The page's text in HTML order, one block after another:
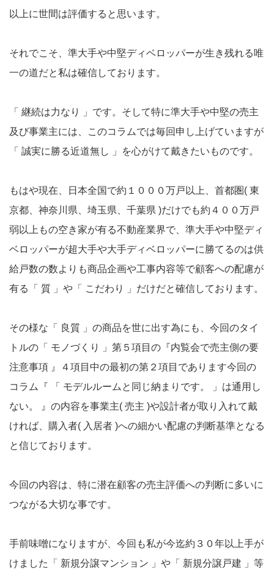
以上に世間は評価すると思います。
それでこそ、準大手や中堅ディベロッパーが生き残れる唯
一の道だと私は確信しております。
「 継続は力なり 」です。そして特に準大手や中堅の売主
及び事業主には、このコラムでは毎回申し上げていますが
「 誠実に勝る近道無し 」を心がけて戴きたいものです。
もはや現在、日本全国で約１０００万戸以上、首都圏( 東
京都、神奈川県、埼玉県、千葉県 )だけでも約４００万戸
弱以上もの空き家が有る不動産業界で、準大手や中堅ディ
ベロッパーが超大手や大手ディベロッパーに勝てるのは供
給戸数の数よりも商品企画や工事内容等で顧客への配慮が
有る「 質 」や「 こだわり 」だけだと確信しております。
その様な「 良質 」の商品を世に出す為にも、今回のタイ
トルの「 モノづくり 」第５項目の『内覧会で売主側の要
注意事項 』４項目中の最初の第２項目であります今回の
コラム『 「 モデルルームと同じ納まりです。 」は通用し
ない。 』の内容を事業主( 売主 )や設計者が取り入れて戴
ければ、購入者( 入居者 )への細かい配慮の判断基準となる
と信じております。
今回の内容は、特に潜在顧客の売主評価への判断に多いに
つながる大切な事です。
手前味噌になりますが、今回も私が今迄約３０年以上手が
けました「 新規分譲マンション 」や「 新規分譲戸建 」等